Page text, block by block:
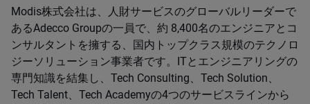
Modis株式会社は、人財サービスのグローバルリーダーで
あるAdecco Groupの一員で、約 8,400名のエンジニアとコ
ンサルタントを擁する、国内トップクラス規模のテクノロ
ジーソリューション事業者です。ITとエンジニアリングの
専門知識を結集し、Tech Consulting、Tech Solution、
Tech Talent、Tech Academyの4つのサービスラインから